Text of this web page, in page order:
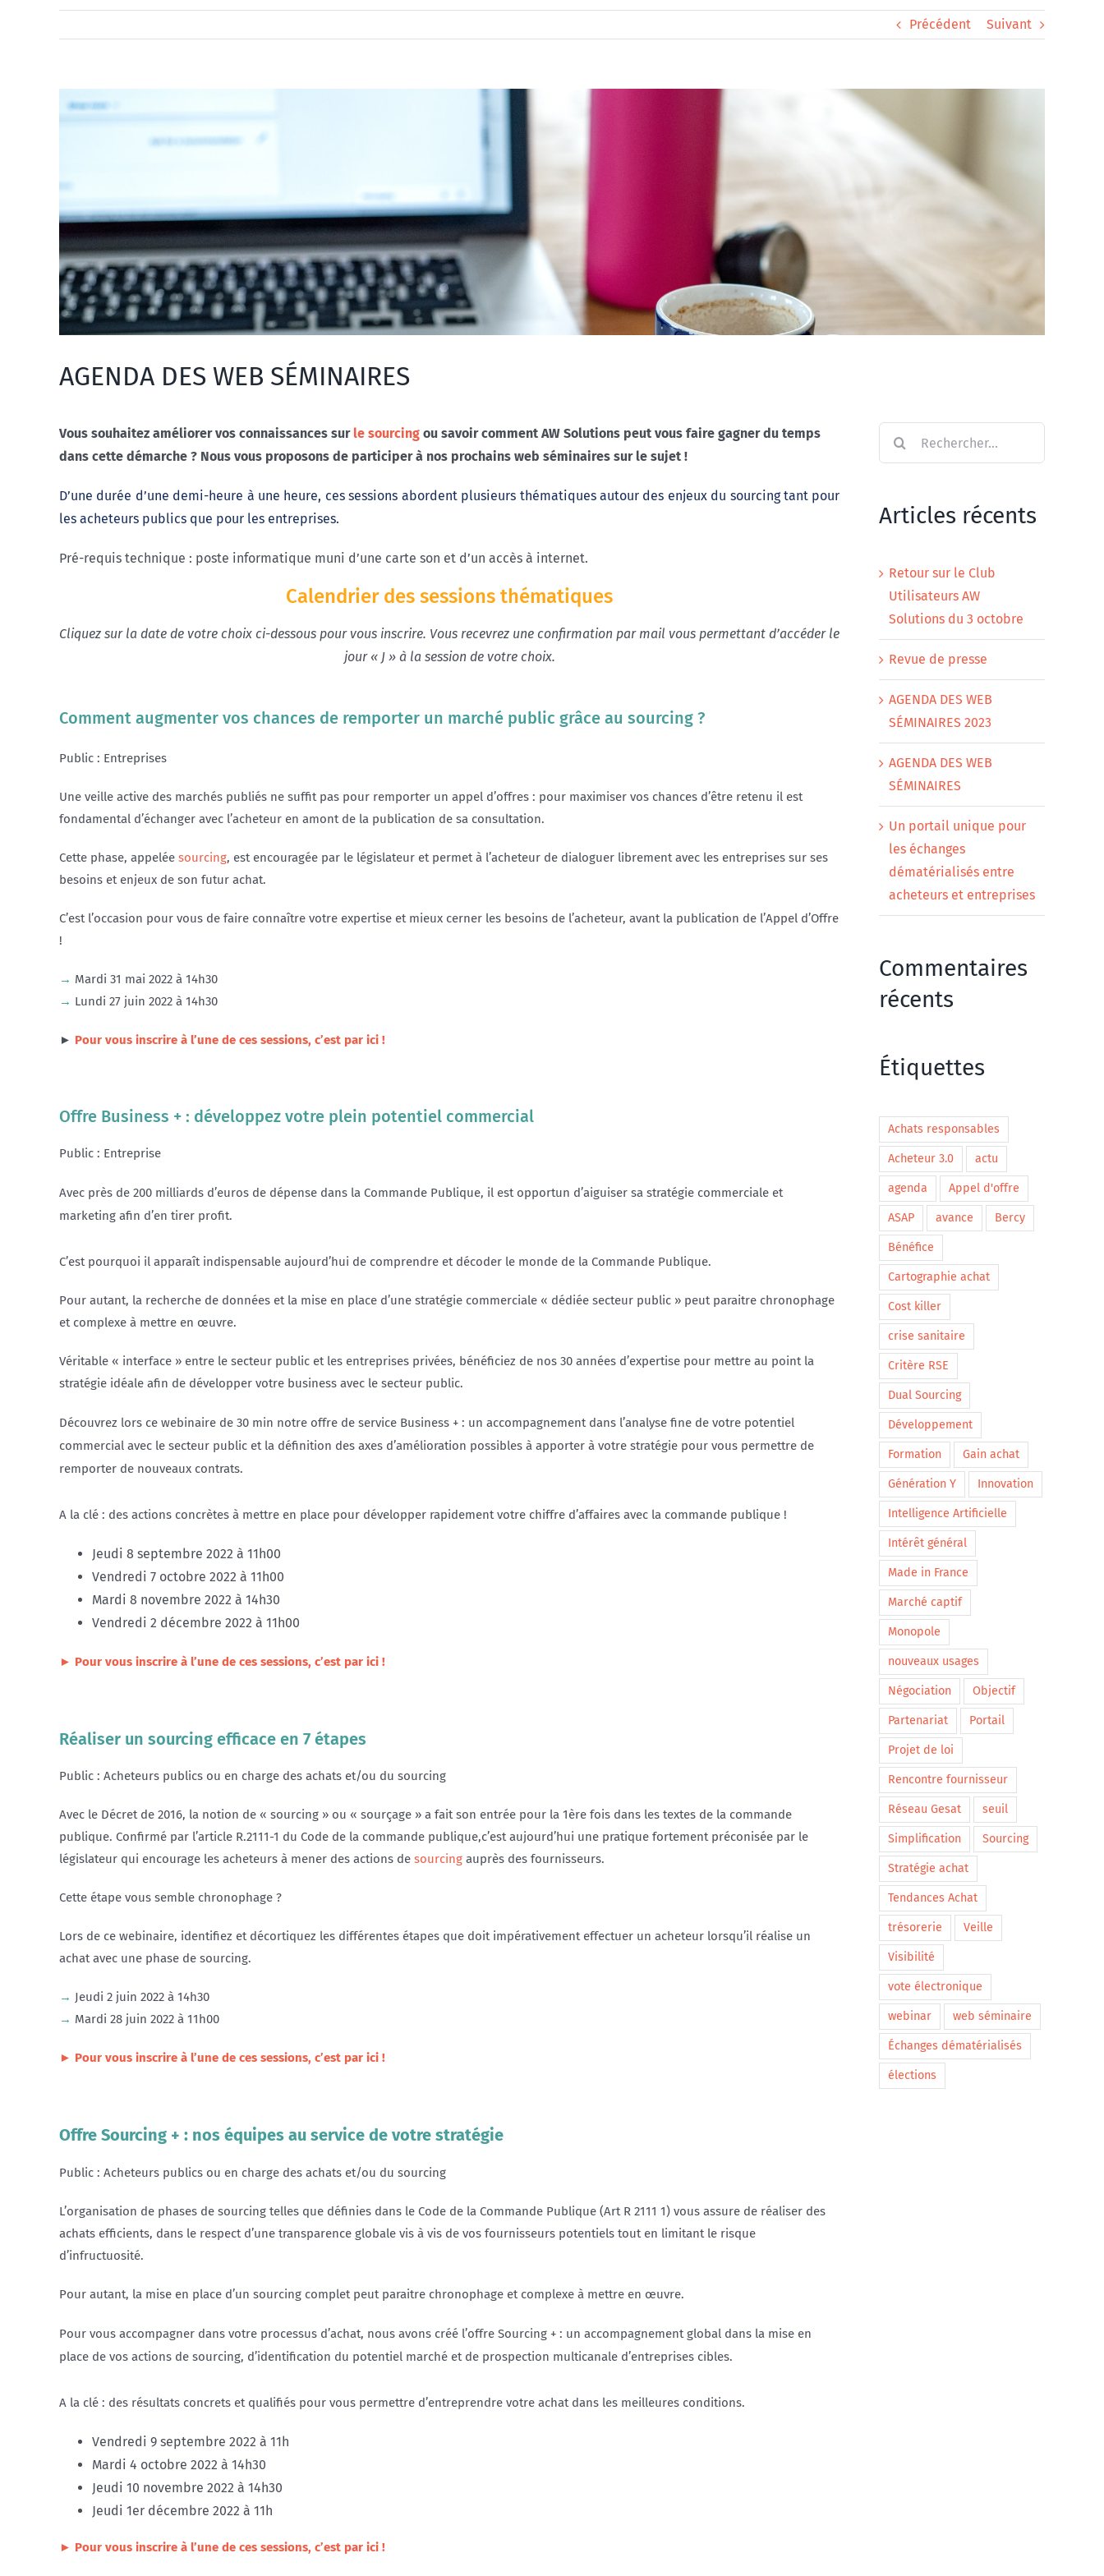
Précédent Suivant
Voir
AGENDA DES WEB SÉMINAIRES
Vous souhaitez améliorer vos connaissances sur le sourcingou savoir comment AW Solutions peut vous faire gagner du temps
dans cette démarche ? Nous vous proposons de participer à nos prochains web séminaires sur le sujet !
D’une durée d’une demi-heure à une heure, ces sessions abordent plusieurs thématiques autour des enjeux du sourcing tant pour
les acheteurs publics que pour les entreprises.
Pré-requis technique : poste informatique muni d’une carte son et d’un accès à internet.
Calendrier des sessions thématiques
Cliquez sur la date de votre choix ci-dessous pour vous inscrire. Vous recevrez une confirmation par mail vous permettant d’accéder le
jour « J » à la session de votre choix.
Comment augmenter vos chances de remporter un marché public grâce au sourcing ?
Public : Entreprises
Une veille active des marchés publiés ne suffit pas pour remporter un appel d’offres : pour maximiser vos chances d’être retenu il est
fondamental d’échanger avec l’acheteur en amont de la publication de sa consultation.
Cette phase, appelée sourcing, est encouragée par le législateur et permet à l’acheteur de dialoguer librement avec les entreprises sur ses
besoins et enjeux de son futur achat.
C’est l’occasion pour vous de faire connaître votre expertise et mieux cerner les besoins de l’acheteur, avant la publication de l’Appel d’Offre
!
→ Mardi 31 mai 2022 à 14h30
→ Lundi 27 juin 2022 à 14h30
► Pour vous inscrire à l’une de ces sessions, c’est par ici !
Offre Business + : développez votre plein potentiel commercial
Public : Entreprise
Avec près de 200 milliards d’euros de dépense dans la Commande Publique, il est opportun d’aiguiser sa stratégie commerciale et
marketing afin d’en tirer profit.
C’est pourquoi il apparaît indispensable aujourd’hui de comprendre et décoder le monde de la Commande Publique.
Pour autant, la recherche de données et la mise en place d’une stratégie commerciale « dédiée secteur public » peut paraitre chronophage
et complexe à mettre en œuvre.
Véritable « interface » entre le secteur public et les entreprises privées, bénéficiez de nos 30 années d’expertise pour mettre au point la
stratégie idéale afin de développer votre business avec le secteur public.
Découvrez lors ce webinaire de 30 min notre offre de service Business + : un accompagnement dans l’analyse fine de votre potentiel
commercial avec le secteur public et la définition des axes d’amélioration possibles à apporter à votre stratégie pour vous permettre de
remporter de nouveaux contrats.
A la clé : des actions concrètes à mettre en place pour développer rapidement votre chiffre d’affaires avec la commande publique !
Jeudi 8 septembre 2022 à 11h00
Vendredi 7 octobre 2022 à 11h00
Mardi 8 novembre 2022 à 14h30
Vendredi 2 décembre 2022 à 11h00
► Pour vous inscrire à l’une de ces sessions, c’est par ici !
Réaliser un sourcing efficace en 7 étapes
Public : Acheteurs publics ou en charge des achats et/ou du sourcing
Avec le Décret de 2016, la notion de « sourcing » ou « sourçage » a fait son entrée pour la 1ère fois dans les textes de la commande
publique. Confirmé par l’article R.2111-1 du Code de la commande publique,c’est aujourd’hui une pratique fortement préconisée par le
législateur qui encourage les acheteurs à mener des actions de sourcingauprès des fournisseurs.
Cette étape vous semble chronophage ?
Lors de ce webinaire, identifiez et décortiquez les différentes étapes que doit impérativement effectuer un acheteur lorsqu’il réalise un
achat avec une phase de sourcing.
→ Jeudi 2 juin 2022 à 14h30
→ Mardi 28juin 2022 à 11h00
► Pour vous inscrire à l’une de ces sessions, c’est par ici !
Offre Sourcing + : nos équipes au service de votre stratégie
Public : Acheteurs publics ou en charge des achats et/ou du sourcing
L’organisation de phases de sourcing telles que définies dans le Code de la Commande Publique (Art R 2111 1) vous assure de réaliser des
achats efficients, dans le respect d’une transparence globale vis à vis de vos fournisseurs potentiels tout en limitant le risque
d’infructuosité.
Pour autant, la mise en place d’un sourcing complet peut paraitre chronophage et complexe à mettre en œuvre.
Pour vous accompagner dans votre processus d’achat, nous avons créé l’offre Sourcing + : un accompagnement global dans la mise en
place de vos actions de sourcing, d’identification du potentiel marché et de prospection multicanale d’entreprises cibles.
A la clé : des résultats concrets et qualifiés pour vous permettre d’entreprendre votre achat dans les meilleures conditions.
Vendredi 9 septembre 2022 à 11h
Mardi 4 octobre 2022 à 14h30
Jeudi 10 novembre 2022 à 14h30
Jeudi 1er décembre 2022 à 11h
► Pour vous inscrire à l’une de ces sessions, c’est par ici !
Articles récents
Retour sur le Club
Utilisateurs AW
Solutions du 3 octobre
Revue de presse
AGENDA DES WEB
SÉMINAIRES 2023
AGENDA DES WEB
SÉMINAIRES
Un portail unique pour
les échanges
dématérialisés entre
acheteurs et entreprises
Commentaires
récents
Étiquettes
Achats responsables
Acheteur 3.0 actu
agenda Appel d'offre
ASAP avance Bercy
Bénéfice
Cartographie achat
Cost killer
crise sanitaire
Critère RSE
Dual Sourcing
Développement
Formation Gain achat
Génération Y Innovation
Intelligence Artificielle
Intérêt général
Made in France
Marché captif
Monopole
nouveaux usages
Négociation Objectif
Partenariat Portail
Projet de loi
Rencontre fournisseur
Réseau Gesat seuil
Simplification Sourcing
Stratégie achat
Tendances Achat
trésorerie Veille
Visibilité
vote électronique
webinar web séminaire
Échanges dématérialisés
élections